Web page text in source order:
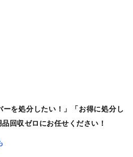
ーを処分したい！」「お得に処分し
品回収ゼロ にお任せください！